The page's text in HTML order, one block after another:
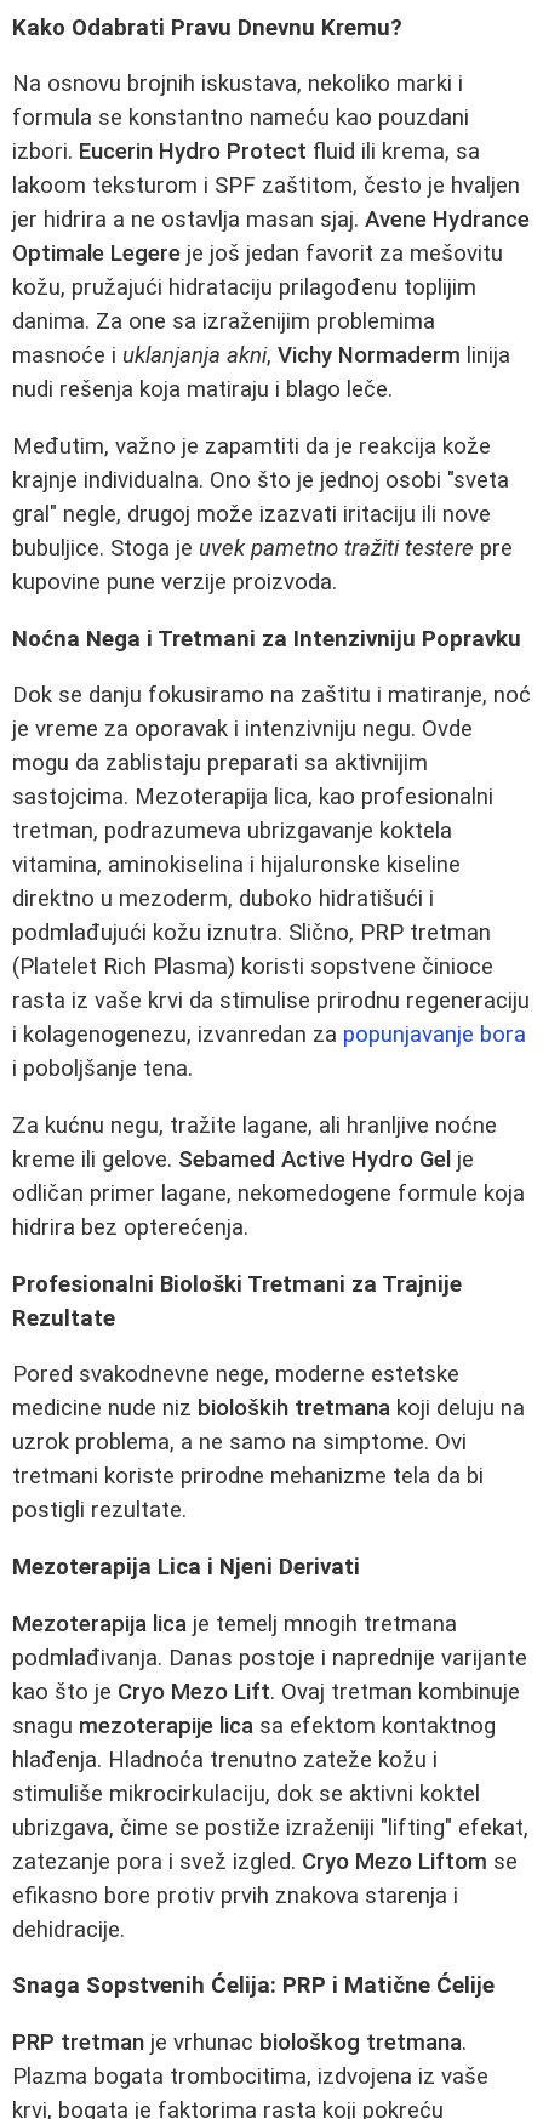
Kako Odabrati Pravu Dnevnu Kremu?
Na osnovu brojnih iskustava, nekoliko marki i
formula se konstantno nameću kao pouzdani
izbori. Eucerin Hydro Protect fluid ili krema, sa
lakoom teksturom i SPF zaštitom, često je hvaljen
jer hidrira a ne ostavlja masan sjaj. Avene Hydrance
Optimale Legere je još jedan favorit za mešovitu
kožu, pružajući hidrataciju prilagođenu toplijim
danima. Za one sa izraženijim problemima
masnoće i uklanjanja akni, Vichy Normaderm linija
nudi rešenja koja matiraju i blago leče.
Međutim, važno je zapamtiti da je reakcija kože
krajnje individualna. Ono što je jednoj osobi "sveta
gral" negle, drugoj može izazvati iritaciju ili nove
bubuljice. Stoga je uvek pametno tražiti testere pre
kupovine pune verzije proizvoda.
Noćna Nega i Tretmani za Intenzivniju Popravku
Dok se danju fokusiramo na zaštitu i matiranje, noć
je vreme za oporavak i intenzivniju negu. Ovde
mogu da zablistaju preparati sa aktivnijim
sastojcima. Mezoterapija lica, kao profesionalni
tretman, podrazumeva ubrizgavanje koktela
vitamina, aminokiselina i hijaluronske kiseline
direktno u mezoderm, duboko hidratišući i
podmlađujući kožu iznutra. Slično, PRP tretman
(Platelet Rich Plasma) koristi sopstvene činiocе
rasta iz vaše krvi da stimulise prirodnu regeneraciju
i kolagenogenezu, izvanredan za popunjavanje bora
i poboljšanje tena.
Za kućnu negu, tražite lagane, ali hranljive noćne
kreme ili gelove. Sebamed Active Hydro Gel je
odličan primer lagane, nekomedogene formule koja
hidrira bez opterećenja.
Profesionalni Biološki Tretmani za Trajnije
Rezultate
Pored svakodnevne negе, moderne estetske
medicine nude niz bioloških tretmana koji deluju na
uzrok problema, a ne samo na simptome. Ovi
tretmani koriste prirodne mehanizme tela da bi
postigli rezultate.
Mezoterapija Lica i Njeni Derivati
Mezoterapija lica je temelj mnogih tretmana
podmlađivanja. Danas postoje i naprednije varijante
kao što je Cryo Mezo Lift. Ovaj tretman kombinuje
snagu mezoterapije lica sa efektom kontaktnog
hlađenja. Hladnoća trenutno zateže kožu i
stimuliše mikrocirkulaciju, dok se aktivni koktel
ubrizgava, čime se postiže izraženiji "lifting" efekat,
zatezanje pora i svež izgled. Cryo Mezo Liftom se
efikasno bore protiv prvih znakova starenja i
dehidracije.
Snaga Sopstvenih Ćelija: PRP i Matične Ćelije
PRP tretman je vrhunac biološkog tretmana.
Plazma bogata trombocitima, izdvojena iz vaše
krvi, bogata je faktorima rasta koji pokreću